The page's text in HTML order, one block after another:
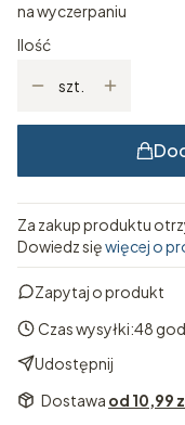
na wyczerpaniu
Ilość
szt.
Za zakup produktu
Dowiedz sięwięcej o
Zapytaj o produkt
Czas wysyłki:48
Udostępnij
Dostawa od 10,99